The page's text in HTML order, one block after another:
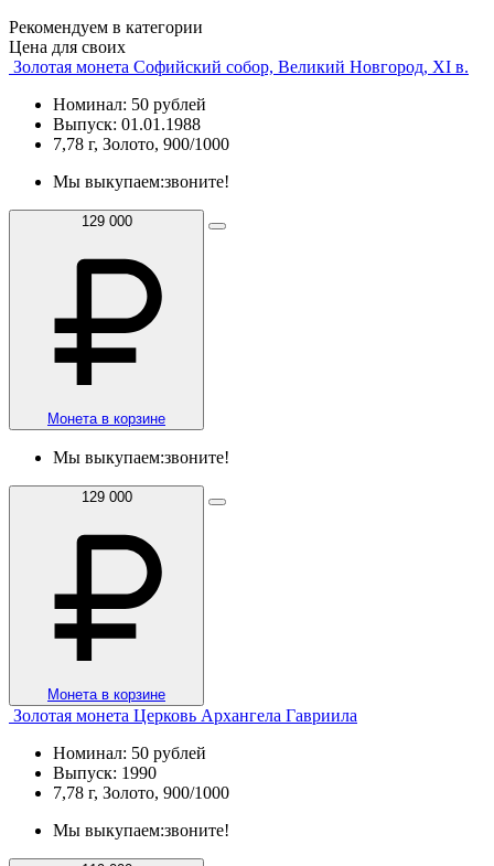
Рекомендуем в категории
Цена для своих
Золотая монета Софийский собор, Великий Новгород, XI в.
Номинал: 50 рублей
Выпуск: 01.01.1988
7,78 г, Золото, 900/1000
Мы выкупаем:звоните!
129 000
Монета в корзине
Мы выкупаем:звоните!
129 000
Монета в корзине
Золотая монета Церковь Архангела Гавриила
Номинал: 50 рублей
Выпуск: 1990
7,78 г, Золото, 900/1000
Мы выкупаем:звоните!